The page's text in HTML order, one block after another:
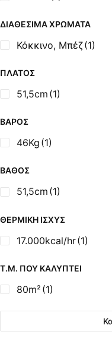
Σόμπες Ξύλου από
Σόμπες Πετρελαίου
Σόμπες Πετρελαίου
Σόμπες Πετρελαίου
Σόμπες Πετρελαίου
Σόμπες Πετρελαίου
Σόμπες Υγραερίου
Σούβλες - Εργαλεία
Σωλήνες (Μπουριά),
Τζάκια - Εστίες
Ψησταριές
ΔΙΑΘΈΣΙΜΑ ΧΡΏΜΑΤΑ
Κόκκινο, Μπέζ(1)
ΠΛΆΤΟΣ
51,5cm (1)
ΒΆΡΟΣ
46Kg (1)
ΒΆΘΟΣ
51,5cm (1)
ΘΕΡΜΙΚΉ ΙΣΧΎΣ
17.000kcal/hr(1)
Τ.Μ. ΠΟΥ ΚΑΛΎΠΤΕΙ
80m² (1)